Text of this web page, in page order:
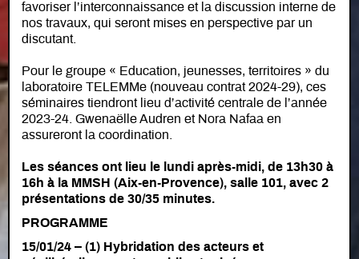
favoriser l’interconnaissance et la discussion interne de
nos travaux, qui seront mises en perspective par un
discutant.
Pour le groupe « Education, jeunesses, territoires » du
laboratoire TELEMMe (nouveau contrat 2024-29), ces
séminaires tiendront lieu d’activité centrale de l’année
2023-24. Gwenaëlle Audren et Nora Nafaa en
assureront la coordination.
Les séances ont lieu le lundi après-midi, de 13h30 à
16h à la MMSH (Aix-en-Provence), salle 101, avec 2
présentations de 30/35 minutes.
PROGRAMME
15/01/24 – (1) Hybridation des acteurs et